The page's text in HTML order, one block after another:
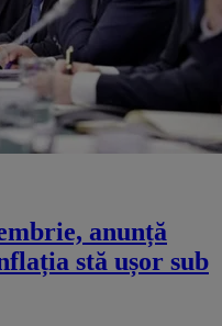
anunță
stă ușor sub